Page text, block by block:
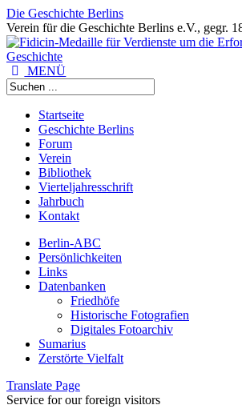
Die Geschichte Berlins
Verein für die Geschichte Berlins e.V., gegr.
MENÜ
Startseite
Geschichte Berlins
Forum
Verein
Bibliothek
Vierteljahresschrift
Jahrbuch
Kontakt
Berlin-ABC
Persönlichkeiten
Links
Datenbanken
Friedhöfe
Historische Fotografien
Digitales Fotoarchiv
Sumarius
Zerstörte Vielfalt
Translate Page
Service for our foreign visitors